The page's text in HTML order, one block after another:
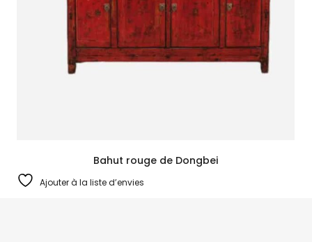
Bahut rouge de Dongbei
Ajouter à la liste d’envies